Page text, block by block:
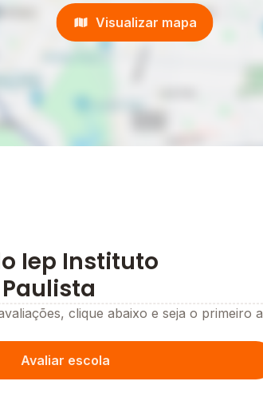
Visualizar mapa
Iep Instituto
clique abaixo e seja o primeiro a
Avaliar escola